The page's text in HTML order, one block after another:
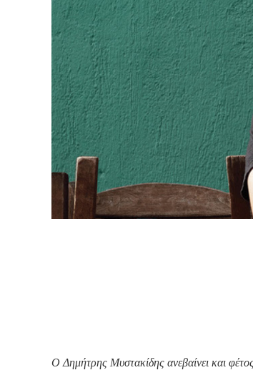
Ο Δημήτρης Μυστακίδης ανεβαίνει και